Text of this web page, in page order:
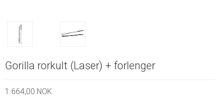
Gorilla rorkult (Laser) + forlenger
1.664,00 NOK